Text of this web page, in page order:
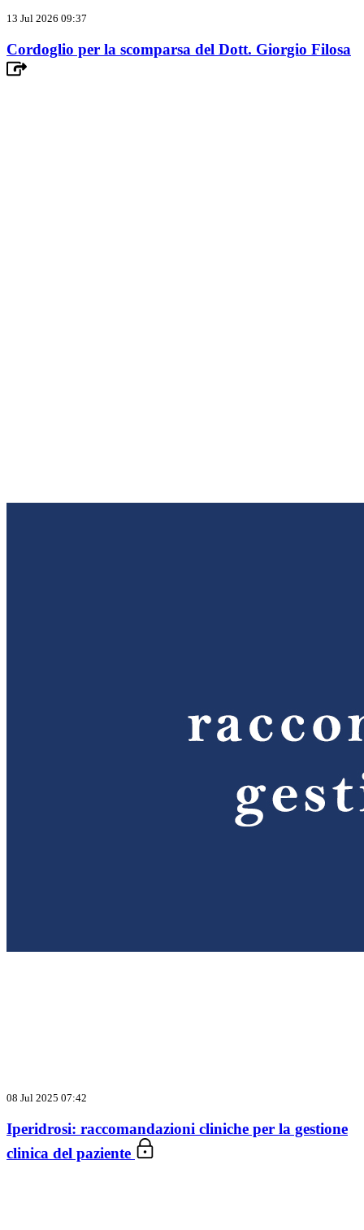
13 Jul 2026 09:37
Cordoglio per la scomparsa del Dott. Giorgio Filosa
08 Jul 2025 07:42
Iperidrosi: raccomandazioni cliniche per la gestione
clinica del paziente